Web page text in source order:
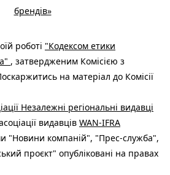
брендів»
роботі "Кодексом етики
, затвердженим Комісією з
на матеріал до Комісії
Незалежні регіональні видавці
видавців WAN-IFRA
"Новини компаній", "Прес-служба",
проєкт" опубліковані на правах